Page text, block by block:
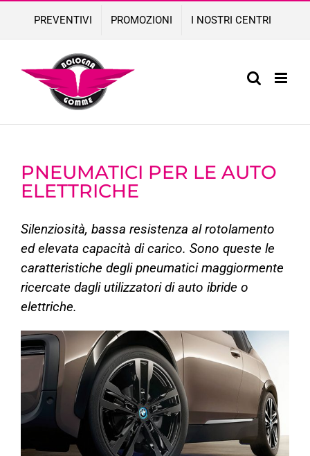
content
PREVENTIVI PROMOZIONI I NOSTRI CENTRI
PNEUMATICI PER LE AUTO
ELETTRICHE
Silenziosità, bassa resistenza al rotolamento
ed elevata capacità di carico. Sono queste le
caratteristiche degli pneumatici maggiormente
ricercate dagli utilizzatori di auto ibride o
elettriche.